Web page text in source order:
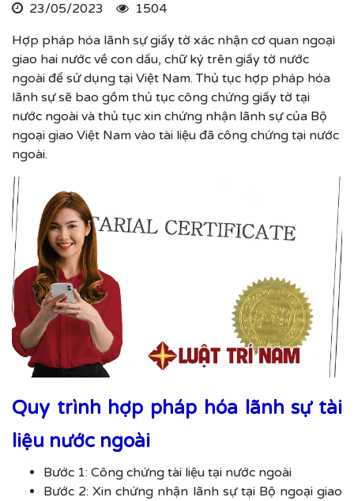
23/05/2023
1504
Hợp pháp hóa lãnh sự giấy tờ xác nhận cơ quan ngoại
giao hai nước về con dấu, chữ ký trên giấy tờ nước
ngoài để sử dụng tại Việt Nam. Thủ tục hợp pháp hóa
lãnh sự sẽ bao gồm thủ tục công chứng giấy tờ tại
nước ngoài và thủ tục xin chứng nhận lãnh sự của Bộ
ngoại giao Việt Nam vào tài liệu đã công chứng tại nước
ngoài.
Quy trình hợp pháp hóa lãnh sự tài
liệu nước ngoài
Bước 1: Công chứng tài liệu tại nước ngoài
Bước 2: Xin chứng nhận lãnh sự tại Bộ ngoại giao